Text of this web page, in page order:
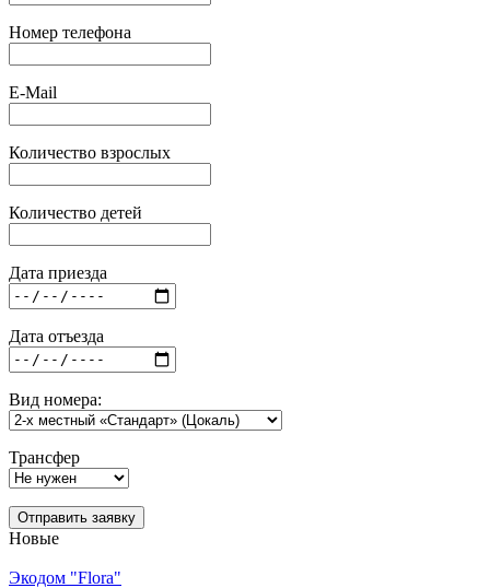
Номер телефона
E-Mail
Количество взрослых
Количество детей
Дата приезда
Дата отъезда
Вид номера:
Трансфер
Отправить заявку
Новые
Экодом "Flora"